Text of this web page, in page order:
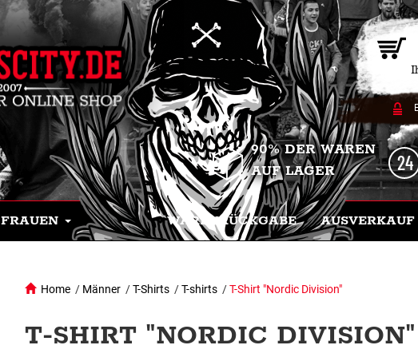
90% DER WAREN
AUF LAGER
FRAUEN WARENRÜCKGABE AUSVERKAUF
Home / Männer /T-Shirts /T-shirts /T-Shirt "Nordic Division"
T-SHIRT "NORDIC